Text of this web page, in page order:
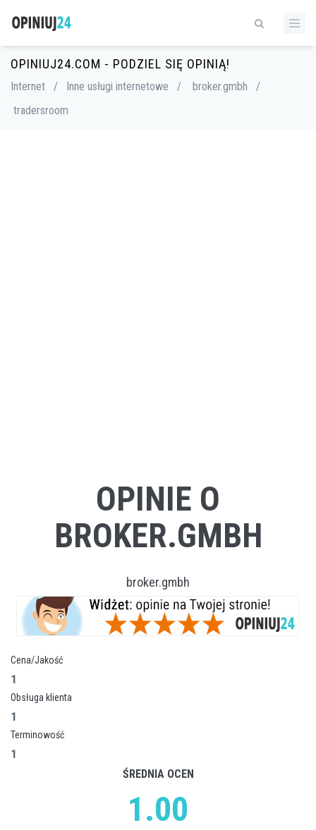
OPINIUJ24.COM - PODZIEL SIĘ OPINIĄ!
Internet / Inne usługi internetowe / broker.gmbh
/
tradersroom
OPINIE O
BROKER.GMBH
broker.gmbh
Cena/Jakość
1
Obsługa klienta
1
Terminowość
1
ŚREDNIA OCEN
1.00